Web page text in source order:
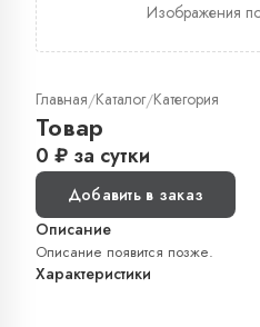
Изображения
Главная/Каталог/Категория
Товар
0 ₽ за сутки
Добавить в заказ
Описание
Описание появится позже.
Характеристики